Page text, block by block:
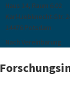
Haus 14, Raum 6.02
Karl-Liebknecht-Str.
14476 Potsdam
Nach Vereinbarung